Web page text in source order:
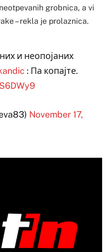
grobnica, a vi
– rekla je prolaznica.
и неопојаних
: Па копајте.
November 17,